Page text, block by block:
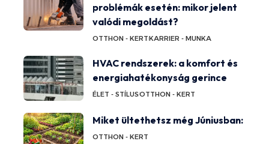
problémák esetén: mikor jelent
valódi megoldást?
OTTHON - KERTKARRIER - MUNKA
HVAC rendszerek: a komfort és
energiahatékonyság gerince
ÉLET - STÍLUSOTTHON - KERT
Miket ültethetsz még Júniusban:
OTTHON - KERT